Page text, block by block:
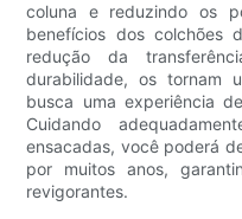
coluna e reduzindo os
benefícios dos colchões
redução da
durabilidade, os tornam
busca uma experiência
Cuidando
ensacadas, você poderá
por muitos anos,
revigorantes.